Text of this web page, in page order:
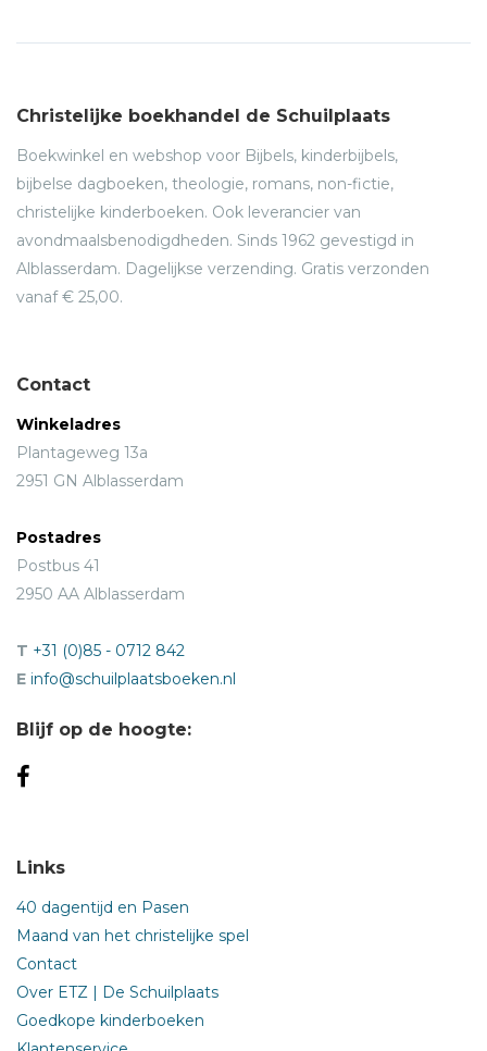
Christelijke boekhandel de Schuilplaats
Boekwinkel en webshop voor Bijbels, kinderbijbels,
bijbelse dagboeken, theologie, romans, non-fictie,
christelijke kinderboeken. Ook leverancier van
avondmaalsbenodigdheden. Sinds 1962 gevestigd in
Alblasserdam. Dagelijkse verzending. Gratis verzonden
vanaf € 25,00.
Contact
Winkeladres
Plantageweg 13a
2951 GN Alblasserdam
Postadres
Postbus 41
2950 AA Alblasserdam
T +31 (0)85 - 0712 842
E info@schuilplaatsboeken.nl
Blijf op de hoogte:
Links
40 dagentijd en Pasen
Maand van het christelijke spel
Contact
Over ETZ | De Schuilplaats
Goedkope kinderboeken